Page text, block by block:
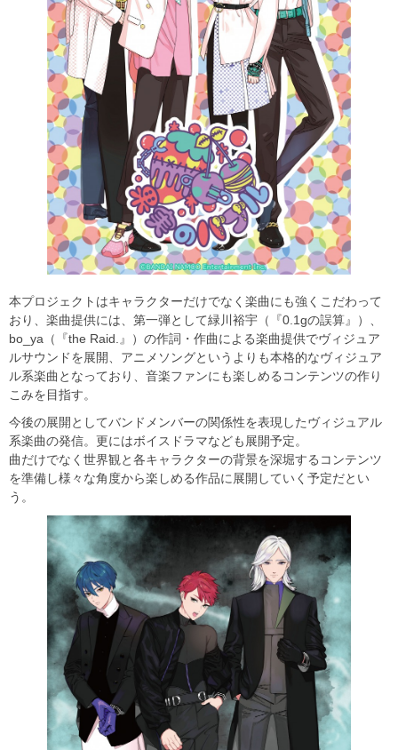
本プロジェクトはキャラクターだけでなく楽曲にも強くこだわって
おり、楽曲提供には、第一弾として緑川裕宇（『0.1gの誤算』）、
bo_ya（『the Raid.』）の作詞・作曲による楽曲提供でヴィジュア
ルサウンドを展開、アニメソングというよりも本格的なヴィジュア
ル系楽曲となっており、音楽ファンにも楽しめるコンテンツの作り
こみを目指す。
今後の展開としてバンドメンバーの関係性を表現したヴィジュアル
系楽曲の発信。更にはボイスドラマなども展開予定。
曲だけでなく世界観と各キャラクターの背景を深堀するコンテンツ
を準備し様々な角度から楽しめる作品に展開していく予定だとい
う。